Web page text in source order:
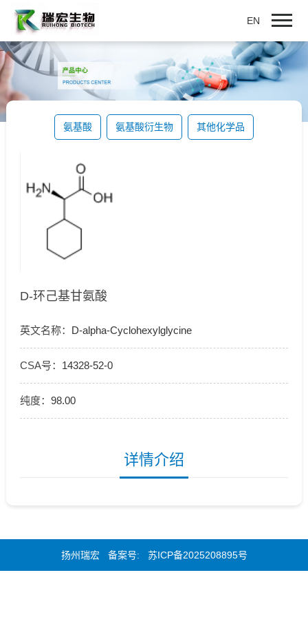
EN
氨基酸 氨基酸衍生物 其他化学品
D-环己基甘氨酸
英文名称： D-alpha-Cyclohexylglycine
CSA号： 14328-52-0
纯度： 98.00
详情介绍
扬州瑞宏 备案号: 苏ICP备2025208895号